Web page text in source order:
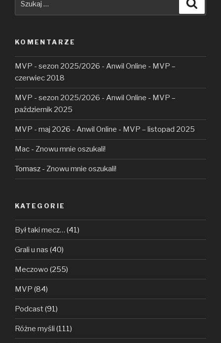
KOMENTARZE
MVP - sezon 2025/2026 - Anwil Online - MVP –
czerwiec 2018
MVP - sezon 2025/2026 - Anwil Online - MVP –
październik 2025
MVP - maj 2026 - Anwil Online - MVP – listopad 2025
Mac - Znowu mnie oszukali!
Tomasz - Znowu mnie oszukali!
KATEGORIE
Był taki mecz… (41)
Grali u nas (40)
Meczowo (255)
MVP (84)
Podcast(91)
Różne myśli (111)